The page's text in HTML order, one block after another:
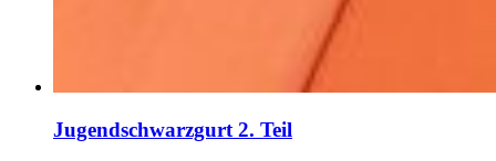
Jugendschwarzgurt 2. Teil